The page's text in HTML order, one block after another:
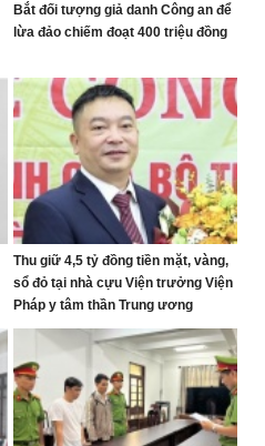
Bắt đối tượng giả danh Công an để
lừa đảo chiếm đoạt 400 triệu đồng
Thu giữ 4,5 tỷ đồng tiền mặt, vàng,
sổ đỏ tại nhà cựu Viện trưởng Viện
Pháp y tâm thần Trung ương